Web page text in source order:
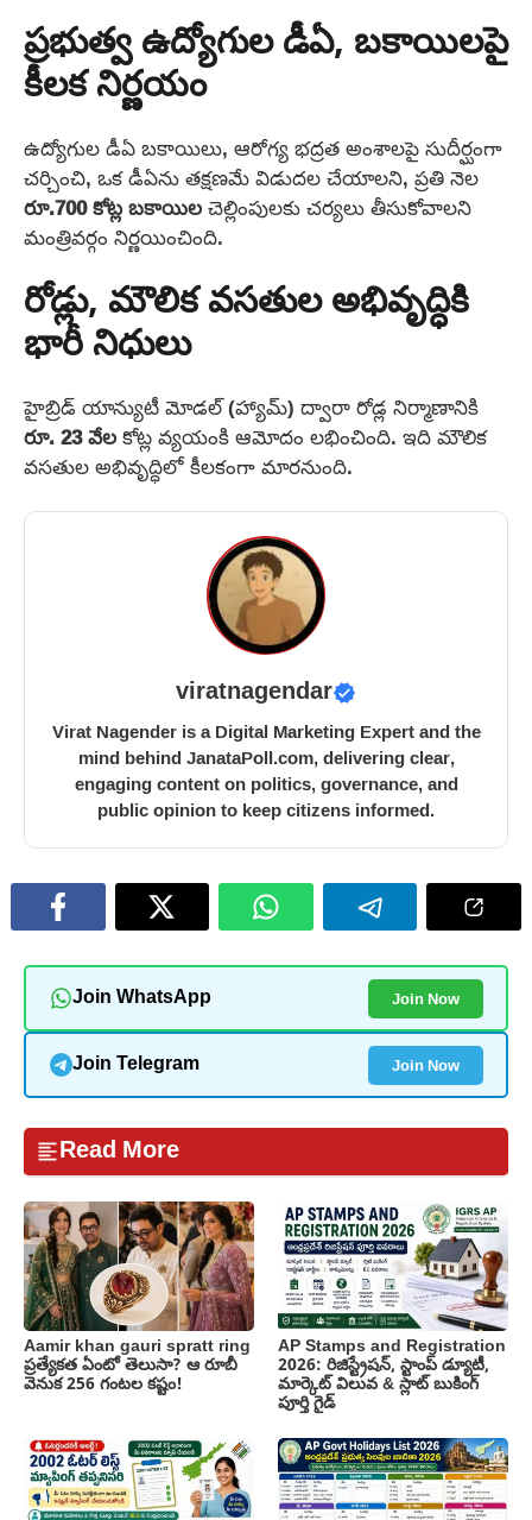
ప్రభుత్వ ఉద్యోగుల డీఏ, బకాయిలపై
కీలక నిర్ణయం
ఉద్యోగుల డీఏ బకాయిలు, ఆరోగ్య భద్రత అంశాలపై సుదీర్ఘంగా
చర్చించి, ఒక డీఏను తక్షణమే విడుదల చేయాలని, ప్రతి నెల
రూ.700 కోట్ల బకాయిలచెల్లింపులకు చర్యలు తీసుకోవాలని
మంత్రివర్గం నిర్ణయించింది.
రోడ్లు, మౌలిక వసతుల అభివృద్ధికి
భారీ నిధులు
హైబ్రిడ్ యాన్యుటీ మోడల్ (హ్యామ్) ద్వారా రోడ్ల నిర్మాణానికి
రూ. 23 వేలకోట్ల వ్యయంకి ఆమోదం లభించింది. ఇది మౌలిక
వసతుల అభివృద్ధిలో కీలకంగా మారనుంది.
viratnagendar
Virat Nagender is a Digital Marketing Expert and the
mind behind JanataPoll.com, delivering clear,
engaging content on politics, governance, and
public opinion to keep citizens informed.
Join WhatsApp Join Now
Join Telegram Join Now
Read More
Aamir khan gauri spratt ring
ప్రత్యేకత ఏంటో తెలుసా? ఆ రూబీ
వెనుక 256 గంటల కష్టం!
AP Stamps and Registration
2026: రిజిస్ట్రేషన్, స్టాంప్ డ్యూటీ,
మార్కెట్ విలువ & స్లాట్ బుకింగ్
పూర్తి గైడ్